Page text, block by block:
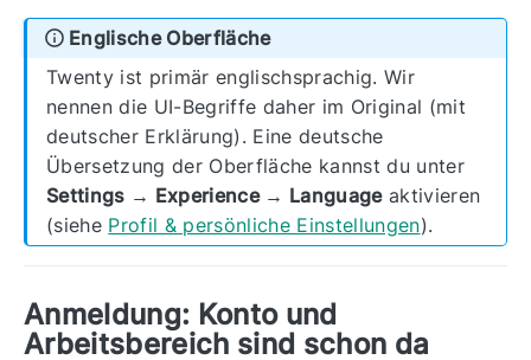
Englische Oberfläche
Twenty ist primär englischsprachig. Wir
nennen die UI-Begriffe daher im Original (mit
deutscher Erklärung). Eine deutsche
Übersetzung der Oberfläche kannst du unter
Settings → Experience → Languageaktivieren
(siehe Profil & persönliche Einstellungen).
Anmeldung: Konto und
Arbeitsbereich sind schon da